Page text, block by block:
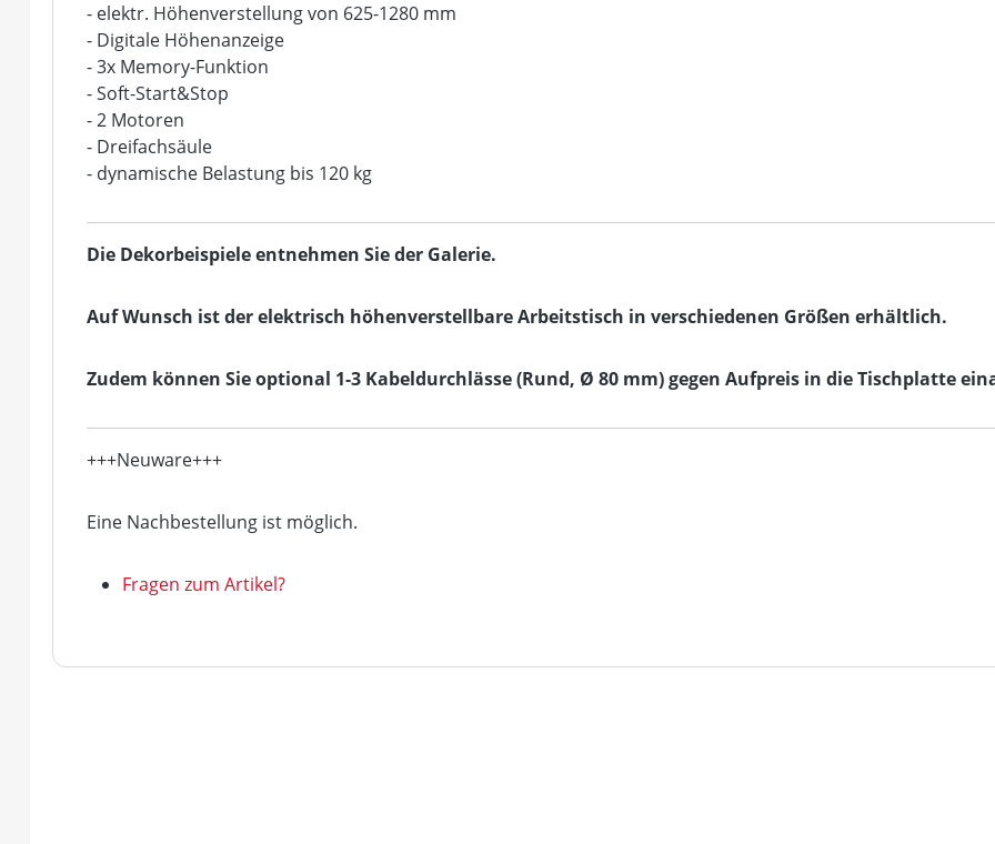
- elektr. Höhenverstellung von 625-1280 mm
- Digitale Höhenanzeige
- 3x Memory-Funktion
- Soft-Start&Stop
- 2 Motoren
- Dreifachsäule
- dynamische Belastung bis 120 kg
Die Dekorbeispiele entnehmen Sie der Galerie.
Auf Wunsch ist der elektrisch höhenverstellbare Arbeitstisch in verschiedenen Größen erhältlich.
Zudem können Sie optional 1-3 Kabeldurchlässe (Rund, Ø 80 mm) gegen Aufpreis in die Tischplatte
+++Neuware+++
Eine Nachbestellung ist möglich.
Fragen zum Artikel?